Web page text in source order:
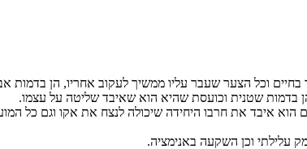
אבל כל הנטל שעבר בחיים וכל הצער שעבר עליו ממשיך לעקוב
בדמות שטנית וכועסת שהיא הוא שאיבד שליטה על עצמו.
הוא איבד את חרבו היחידה שיכולה לנצח את אקו וגם כל
עלילתי וכן השקעה באנימציה.